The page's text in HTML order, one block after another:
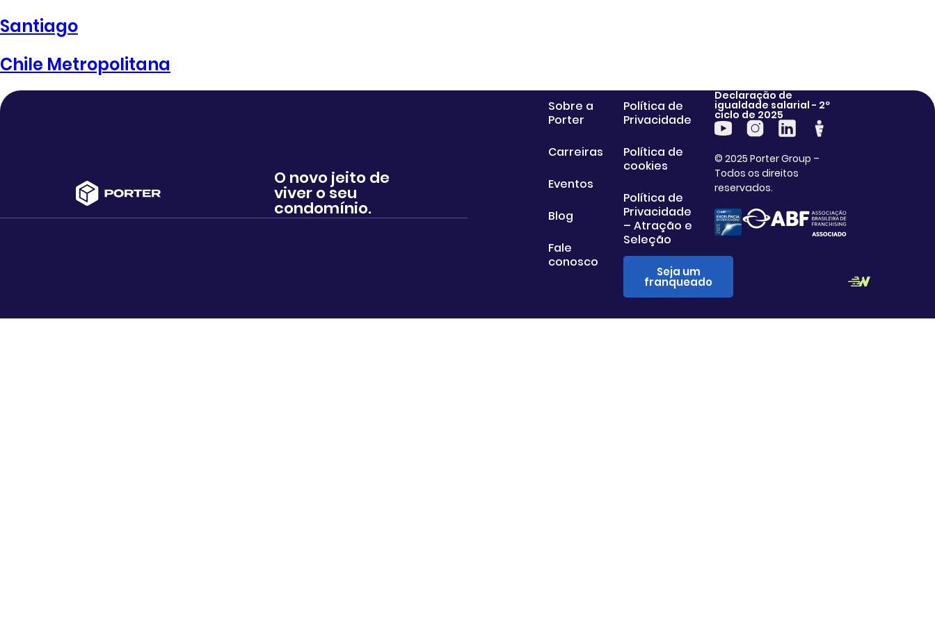
Santiago
Chile Metropolitana
O novo jeito de
viver o seu
condomínio.
Sobre a
Porter
Carreiras
Eventos
Blog
Fale
conosco
Política de
Privacidade
Política de
cookies
Política de
Privacidade
– Atração e
Seleção
Seja um
franqueado
Declaração de
igualdade salarial - 2º
ciclo de 2025
© 2025 Porter Group –
Todos os direitos
reservados.